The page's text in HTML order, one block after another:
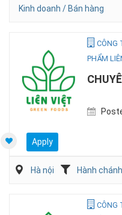
Kinh doanh / Bán hàng
CÔNG
PHẨM
Apply
Hà nội Hành
CÔNG